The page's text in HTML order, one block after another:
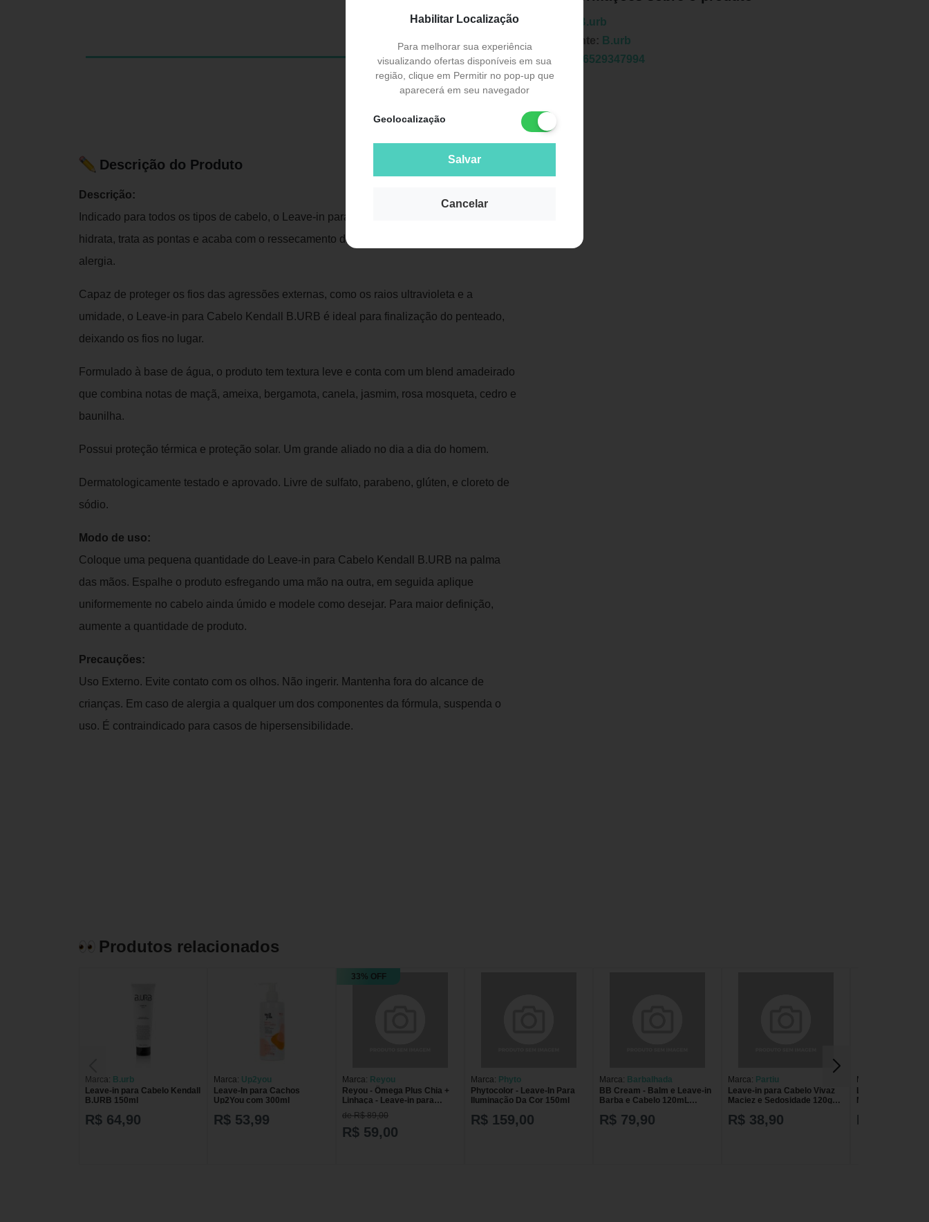
Habilitar Localização
Para melhorar sua experiência
visualizando ofertas disponíveis em sua
região, clique em Permitir no pop-up que
aparecerá em seu navegador
Geolocalização
Salvar
Cancelar
Descrição do Produto
Descrição:
Indicado para todos os tipos de cabelo, o Leave-in para Cabelo Kendall B.URB nutre,
hidrata, trata as pontas e acaba com o ressecamento dos fios sem danificar e nem causar
alergia.
Capaz de proteger os fios das agressões externas, como os raios ultravioleta e a
umidade, o Leave-in para Cabelo Kendall B.URB é ideal para finalização do penteado,
deixando os fios no lugar.
Formulado à base de água, o produto tem textura leve e conta com um blend amadeirado
que combina notas de maçã, ameixa, bergamota, canela, jasmim, rosa mosqueta, cedro e
baunilha.
Possui proteção térmica e proteção solar. Um grande aliado no dia a dia do homem.
Dermatologicamente testado e aprovado. Livre de sulfato, parabeno, glúten, e cloreto de
sódio.
Modo de uso:
Coloque uma pequena quantidade do Leave-in para Cabelo Kendall B.URB na palma
das mãos. Espalhe o produto esfregando uma mão na outra, em seguida aplique
uniformemente no cabelo ainda úmido e modele como desejar. Para maior definição,
aumente a quantidade de produto.
Precauções:
Uso Externo. Evite contato com os olhos. Não ingerir. Mantenha fora do alcance de
crianças. Em caso de alergia a qualquer um dos componentes da fórmula, suspenda o
uso. É contraindicado para casos de hipersensibilidade.
B.urb
Fabricante: B.urb
EAN:
606529347994
Produtos relacionados
Marca: B.urb
Leave-in para Cabelo Kendall
B.URB 150ml
R$ 64,90
Marca: Up2you
Leave-In para Cachos
Up2You com 300ml
R$ 53,99
33% OFF
Marca: Reyou
Reyou - Ômega Plus Chia +
Linhaça - Leave-in para
Cabelo e Barba - 120ml
de R$ 89,00
R$ 59,00
Marca: Phyto
Phytocolor - Leave-In Para
Iluminação Da Cor 150ml
R$ 159,00
Marca: Barbalhada
BB Cream - Balm e Leave-in
Barba e Cabelo 120mL
R$ 79,90
Marca: Partiu
Leave-in para Cabelo Vivaz
Maciez e Sedosidade 120g
R$ 38,90
Marca:
Maciez e
R$ 38,90